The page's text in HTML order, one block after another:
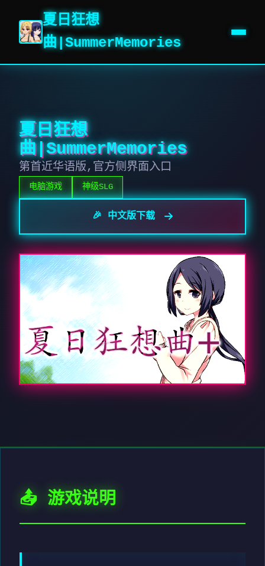
夏日狂想
曲|SummerMemories
夏日狂想
曲|SummerMemories
第首近华语版,官方侧界面入口
电脑游戏 神级SLG
🎉 中文版下载
📤 游戏说明